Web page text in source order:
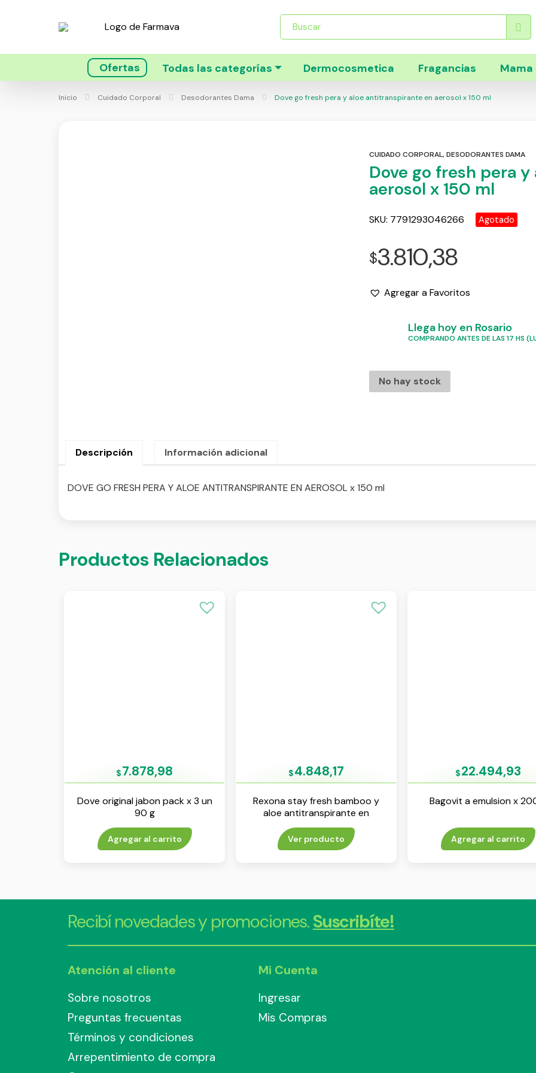
Búsqueda
productos
Ofertas Todas las categorías Dermocosmetica Fragancias Mama
Inicio Cuidado Corporal Desodorantes Dama Dove go fresh pera y aloe antitranspirante en aerosol x 150 ml
CUIDADO CORPORAL,DESODORANTES DAMA
Dove go fresh pera
aerosol x 150 ml
SKU: 7791293046266 Agotado
$3.810,38
Agregar a Favoritos
Llega hoy en Rosario
COMPRANDO ANTES DE LAS 17 HS
No hay stock
Descripción Información adicional
DOVE GO FRESH PERA Y ALOE ANTITRANSPIRANTE EN AEROSOL x 150 ml
Productos Relacionados
$7.878,98
Dove original jabon pack x 3 un
90 g
Agregar al carrito
$4.848,17
Rexona stay fresh bamboo y
aloe antitranspirante en
aerosol x 150 ml
Ver producto
$22.494,93
Bagovit a emulsion x
Agregar al carrito
Recibí novedades y promociones.Suscribíte!
Atención al cliente
Sobre nosotros
Preguntas frecuentas
Términos y condiciones
Arrepentimiento de compra
Mi Cuenta
Ingresar
Mis Compras